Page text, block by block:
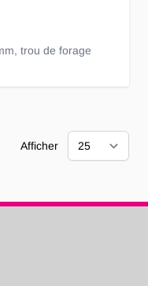
trou de forage
Afficher